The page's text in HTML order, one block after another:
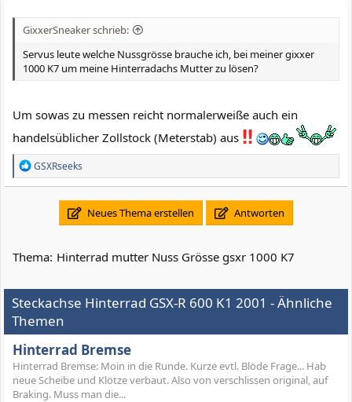
GixxerSneaker schrieb:
Servus leute welche Nussgrösse brauche ich, bei meiner gixxer
1000 K7 um meine Hinterradachs Mutter zu lösen?
Um sowas zu messen reicht normalerweiße auch ein
handelsüblicher Zollstock (Meterstab) aus
R
e
a
n
e
:
GSXRseeks
Neues Thema erstellen Antworten
Thema: Hinterrad mutter Nuss Grösse gsxr 1000 K7
Steckachse Hinterrad GSX-R 600 K1 2001 - Ähnliche
Themen
Hinterrad Bremse
Hinterrad Bremse: Moin in die Runde. Kurze evtl. Blöde Frage... Hab
neue Scheibe und Klötze verbaut. Also von verschlissen original, auf
Braking. Muss man die...